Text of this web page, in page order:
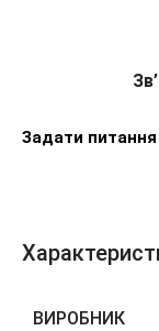
Задати
ВИРОБНИК